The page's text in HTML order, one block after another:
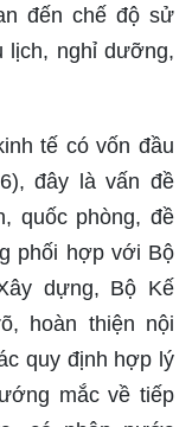
đến chế độ sử
lịch, nghỉ dưỡng,
tế có vốn đầu
đây là vấn đề
quốc phòng, đề
phối hợp với Bộ
dựng, Bộ Kế
hoàn thiện nội
quy định hợp lý
mắc về tiếp